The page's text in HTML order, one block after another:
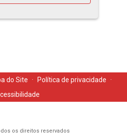
do Site · Política de privacidade
·
os direitos reservados